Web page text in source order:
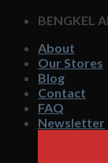
Skip
content
BENGKEL
About
Our Stores
Blog
Contact
FAQ
Newsletter